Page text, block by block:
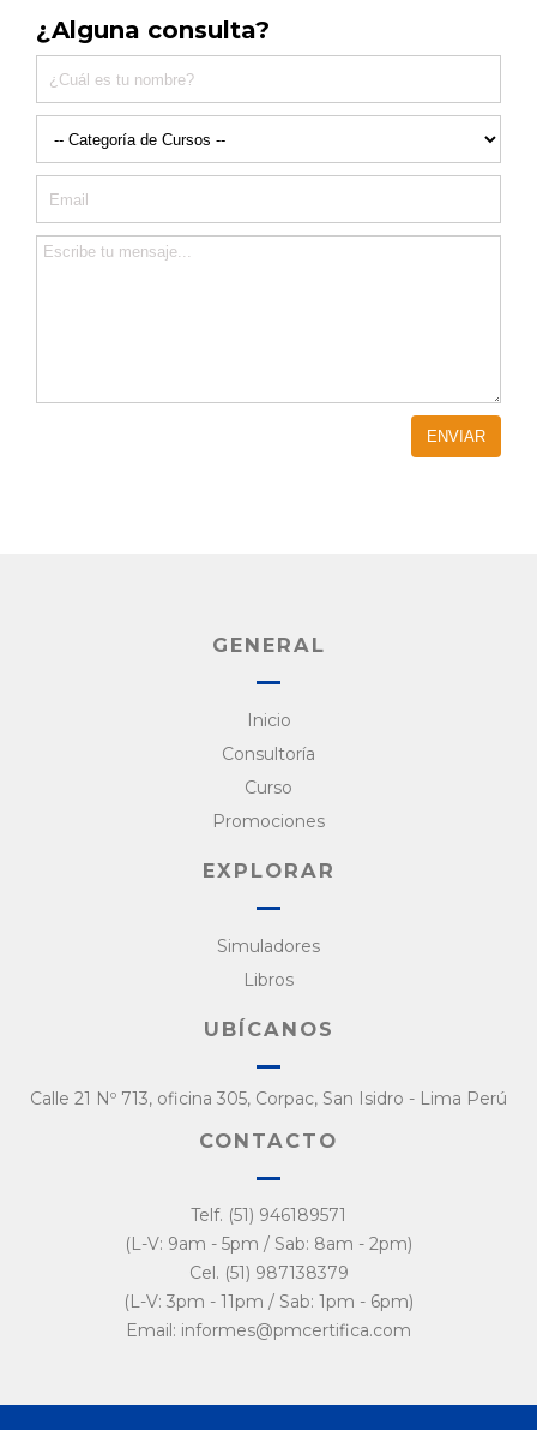
¿Alguna consulta?
GENERAL
Inicio
Consultoría
Curso
Promociones
EXPLORAR
Simuladores
Libros
UBÍCANOS
Calle 21 Nº 713, oficina 305, Corpac, San Isidro - Lima Perú
CONTACTO
Telf. (51) 946189571
(L-V: 9am - 5pm / Sab: 8am - 2pm)
Cel. (51) 987138379
(L-V: 3pm - 11pm / Sab: 1pm - 6pm)
Email: informes@pmcertifica.com